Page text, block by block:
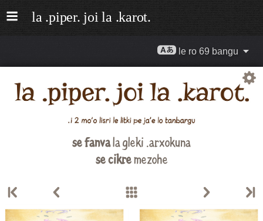
le ro 69 bangu
se fanvala gleki .arxokuna
se cikremezohe